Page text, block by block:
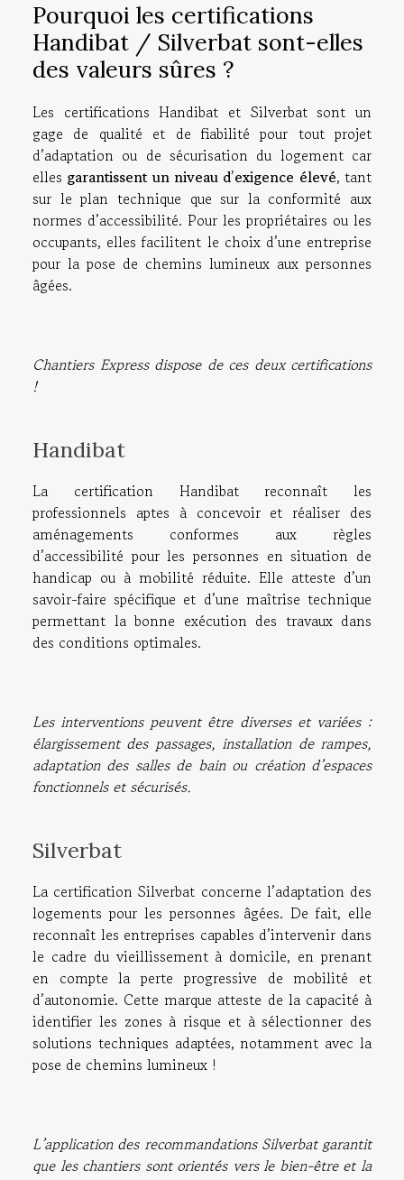
Pourquoi les certifications
Handibat / Silverbat sont-elles
des valeurs sûres ?
Les certifications Handibat et Silverbat sont un
gage de qualité et de fiabilité pour tout projet
d’adaptation ou de sécurisation du logement car
elles garantissent un niveau d’exigence élevé, tant
sur le plan technique que sur la conformité aux
normes d’accessibilité. Pour les propriétaires ou les
occupants, elles facilitent le choix d’une entreprise
pour la pose de chemins lumineux aux personnes
âgées.
Chantiers Express dispose de ces deux certifications
!
Handibat
La certification Handibat reconnaît les
professionnels aptes à concevoir et réaliser des
aménagements conformes aux règles
d’accessibilité pour les personnes en situation de
handicap ou à mobilité réduite. Elle atteste d’un
savoir-faire spécifique et d’une maîtrise technique
permettant la bonne exécution des travaux dans
des conditions optimales.
Les interventions peuvent être diverses et variées :
élargissement des passages, installation de rampes,
adaptation des salles de bain ou création d’espaces
fonctionnels et sécurisés.
Silverbat
La certification Silverbat concerne l’adaptation des
logements pour les personnes âgées. De fait, elle
reconnaît les entreprises capables d’intervenir dans
le cadre du vieillissement à domicile, en prenant
en compte la perte progressive de mobilité et
d’autonomie. Cette marque atteste de la capacité à
identifier les zones à risque et à sélectionner des
solutions techniques adaptées, notamment avec la
pose de chemins lumineux !
L’application des recommandations Silverbat garantit
que les chantiers sont orientés vers le bien-être et la